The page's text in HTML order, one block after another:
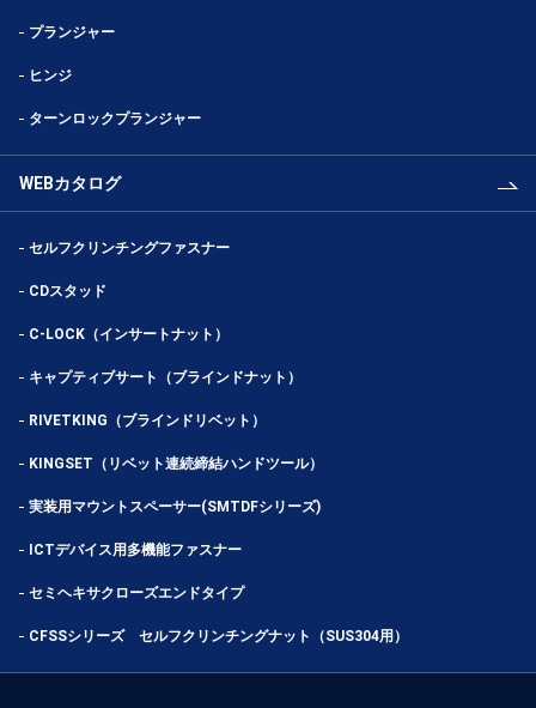
プランジャー
ヒンジ
ターンロックプランジャー
WEBカタログ
セルフクリンチングファスナー
CDスタッド
C-LOCK（インサートナット）
キャプティブサート（ブラインドナット）
RIVETKING（ブラインドリベット）
KINGSET（リベット連続締結ハンドツール）
実装用マウントスペーサー(SMTDFシリーズ)
ICTデバイス用多機能ファスナー
セミヘキサクローズエンドタイプ
CFSSシリーズ セルフクリンチングナット（SUS304用）